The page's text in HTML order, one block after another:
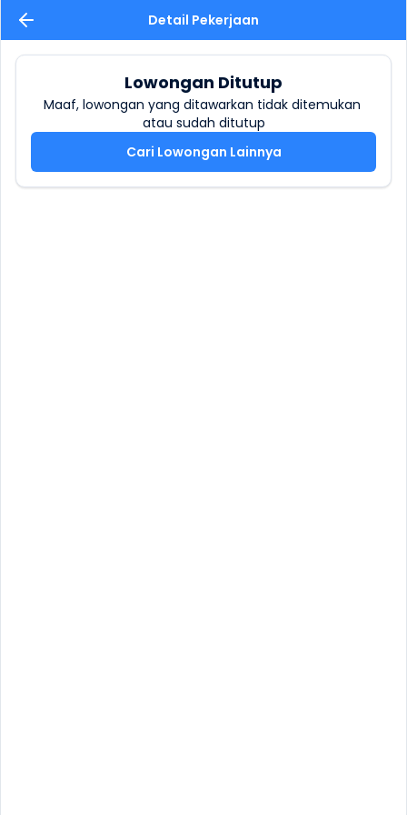
Detail Pekerjaan
Lowongan Ditutup
Maaf, lowongan yang ditawarkan tidak ditemukan
atau sudah ditutup
Cari Lowongan Lainnya